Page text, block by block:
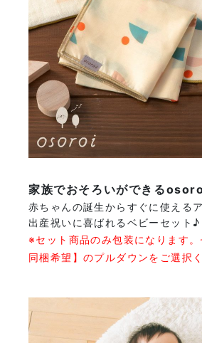
家族でおそろいができる
赤ちゃんの誕生からすぐに使える
出産祝いに喜ばれるベビーセット♪
※セット商品のみ包装になります
同梱希望】のプルダウンをご選択く